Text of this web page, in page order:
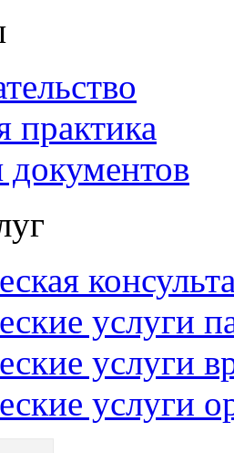
практика
услуги
услуги
услуги